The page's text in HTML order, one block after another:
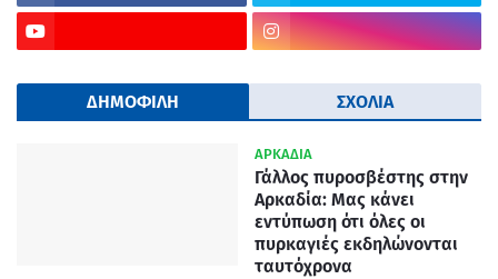
ΔΗΜΟΦΙΛΗ ΣΧΟΛΙΑ
ΑΡΚΑΔΙΑ
Γάλλος πυροσβέστης στην
Αρκαδία: Μας κάνει
εντύπωση ότι όλες οι
πυρκαγιές εκδηλώνονται
ταυτόχρονα